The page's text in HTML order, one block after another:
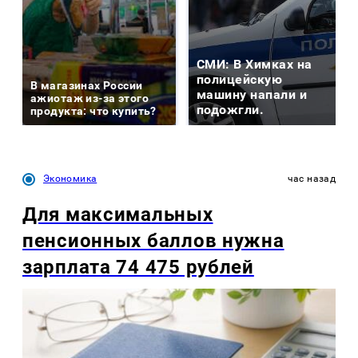
В магазинах России
ажиотаж из-за этого
продукта: что купить?
СМИ: В Химках на
полицейскую
машину напали и
подожгли.
Экономика час назад
Для максимальных
пенсионных баллов нужна
зарплата 74 475 рублей